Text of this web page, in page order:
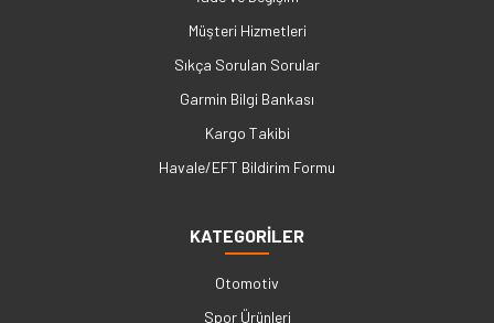
Müşteri Hizmetleri
Sıkça Sorulan Sorular
Garmin Bilgi Bankası
Kargo Takibi
Havale/EFT Bildirim Formu
KATEGORİLER
Otomotiv
Spor Ürünleri